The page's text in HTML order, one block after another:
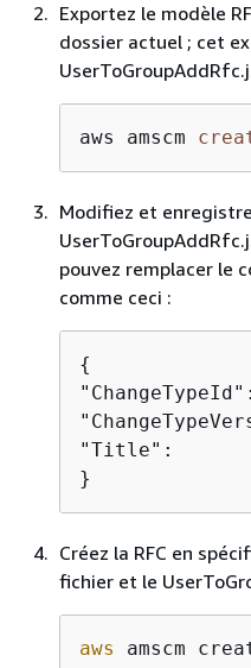
Exportez le modèle
dossier actuel ; cet
aws amscm
Modifiez et
pouvez remplacer le
comme ceci :
{
"Title":
}
Créez la RFC en
fichier et le
aws amscm